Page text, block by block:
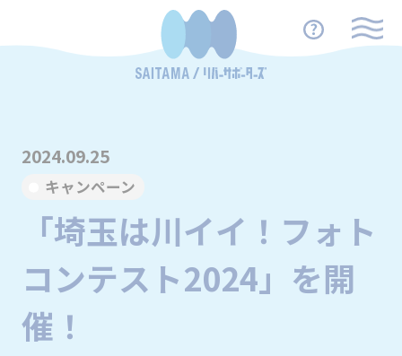
2024.09.25
キャンペーン
「埼玉は川イイ！フォト
コンテスト2024」を開
催！